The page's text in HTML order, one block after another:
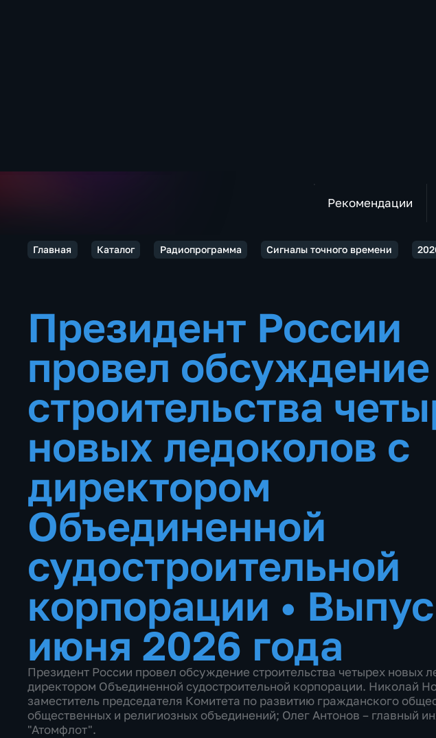
Рекомендации
Главная Каталог Радиопрограмма Сигналы точного времени
Президент России
провел обсуждение
строительства
новых ледоколов с
директором
Объединенной
судостроительной
корпорации •
июня 2026 года
Президент России провел обсуждение строительства четырех новых
директором Объединенной судостроительной корпорации. Николай
заместитель председателя Комитета по развитию гражданского
общественных и религиозных объединений; Олег Антонов – главный
"Атомфлот".